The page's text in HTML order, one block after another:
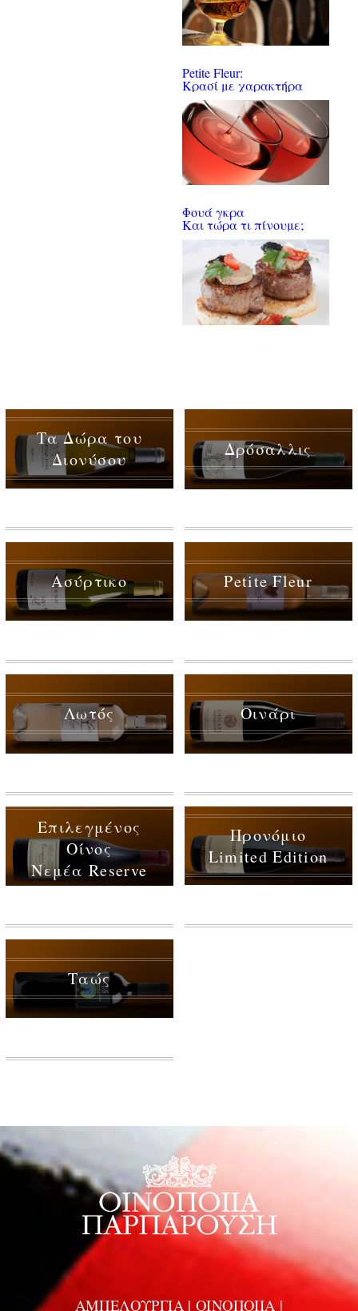
Petite Fleur:
Κρασί με χαρακτήρα
Φουά γκρα
Και τώρα τι πίνουμε;
Τα Δώρα του
Διονύσου
Δρόσαλλις
Ασύρτικο Petite Fleur
Λωτός Οινάρι
Επιλεγμένος
Οίνος
Nεμέα Reserve
Προνόμιο
Limited Edition
Ταώς
ΑΜΠΕΛΟΥΡΓΙΑ | ΟΙΝΟΠΟΙΙΑ |